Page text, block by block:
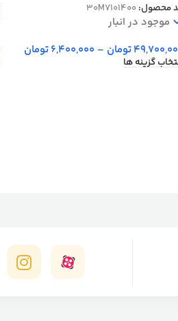
محصول:30M7101400
موجود در انبار
تومان –
6,400,000تومان
گزینه ها